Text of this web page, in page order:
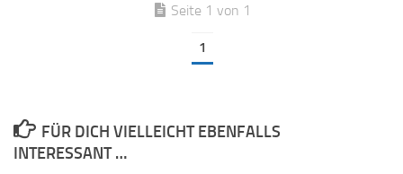
Seite 1 von 1
1
FÜR DICH VIELLEICHT EBENFALLS
INTERESSANT …